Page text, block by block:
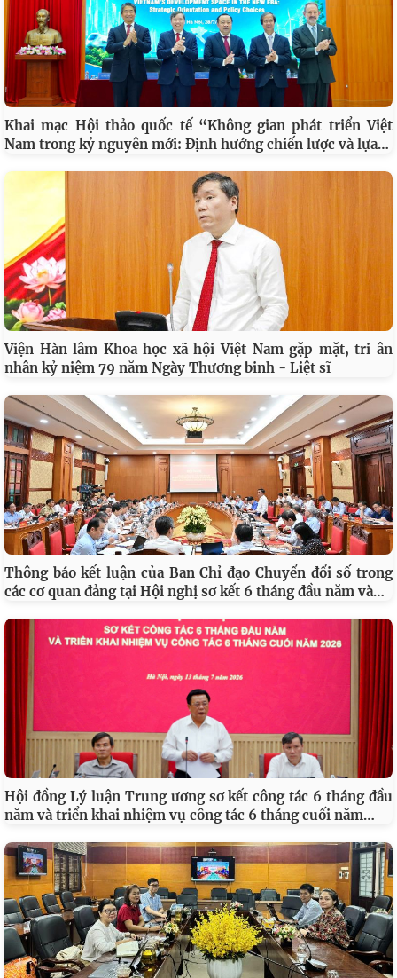
Khai mạc Hội thảo quốc tế “Không gian phát triển Việt
Nam trong kỷ nguyên mới: Định hướng chiến lược và lựa…
Viện Hàn lâm Khoa học xã hội Việt Nam gặp mặt, tri ân
nhân kỷ niệm 79 năm Ngày Thương binh - Liệt sĩ
Thông báo kết luận của Ban Chỉ đạo Chuyển đổi số trong
các cơ quan đảng tại Hội nghị sơ kết 6 tháng đầu năm và…
Hội đồng Lý luận Trung ương sơ kết công tác 6 tháng đầu
năm và triển khai nhiệm vụ công tác 6 tháng cuối năm…